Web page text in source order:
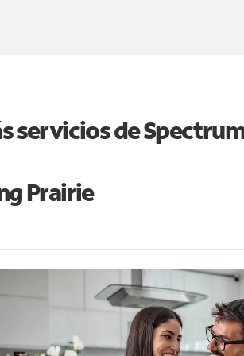
servicios de
Prairie